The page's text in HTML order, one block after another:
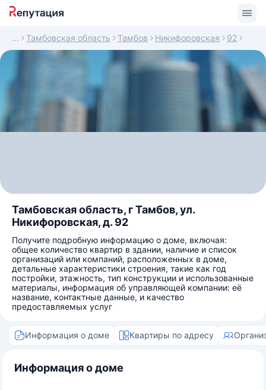
Тамбовская область Тамбов Никифоровская 92
Тамбовская область, г Тамбов, ул.
Никифоровская, д. 92
Получите подробную информацию о доме, включая:
общее количество квартир в здании, наличие и список
организаций или компаний, расположенных в доме,
детальные характеристики строения, такие как год
постройки, этажность, тип конструкции и использованные
материалы, информация об управляющей компании: её
название, контактные данные, и качество
предоставляемых услуг
Информация о доме Квартиры по адресу
Информация о доме